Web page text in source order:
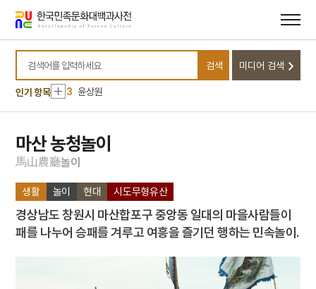
바로가기
바로가기
검색어를 입력하세요
검색 미디어 검색
인기 항목
10 김구 암살사건
1 금성대군
2 봉강서원
3 윤상원
4 강화도조약
5 아함
6 가야금병창
8
관미령전투
9 김구
10
김구 암살사건
마산 농청놀이
馬山農廳놀이
생활 놀이 현대 시도무형유산
경상남도 창원시 마산합포구 중앙동 일대의 마을사람들이
패를 나누어 승패를 겨루고 여흥을 즐기던 행하는 민속놀이.